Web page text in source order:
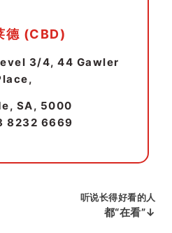
德 (CBD)
3/4, 44 Gawler
SA, 5000
8232 6669
听说长得好看的人
都“在看”↓